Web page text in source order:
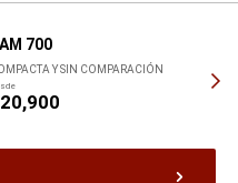
700
Y SIN COMPARACIÓN